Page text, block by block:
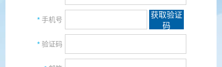
*手机号
获取验证
码
*验证码